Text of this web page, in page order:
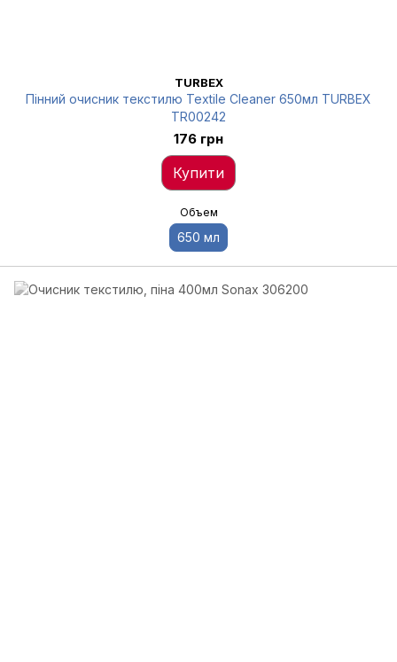
TURBEX
Пінний очисник текстилю Textile Cleaner 650мл TURBEX
TR00242
176 грн
Купити
Объем
650 мл